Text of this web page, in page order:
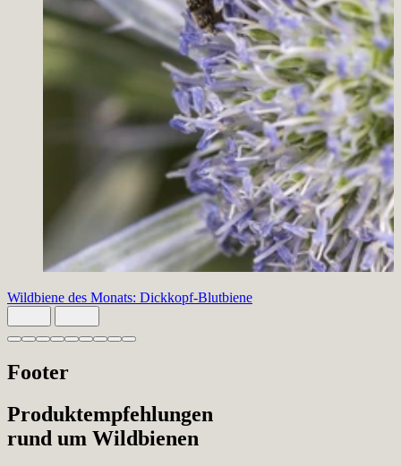
Wildbiene des Monats: Dickkopf-Blutbiene
Slide 1 von 9 aktiv
Footer
Produktempfehlungen
rund um Wildbienen